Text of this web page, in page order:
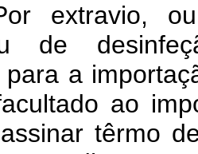
extravio,
de
para a
ao
têrmo